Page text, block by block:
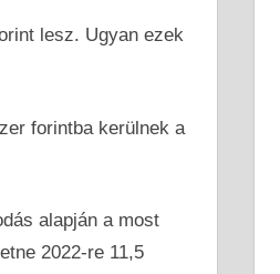
lesz. Ugyan ezek
forintba kerülnek a
alapján a most
2022-re 11,5